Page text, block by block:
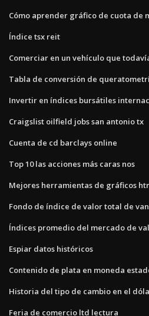
Cómo aprender gráfico de cuota de
Índice tsx reit
Comerciar en un vehículo que
Tabla de conversión de
Invertir en índices bursátiles
Craigslist oilfield jobs san antonio tx
Cuenta de cd barclays online
Top 10 las acciones más caras nos
Mejores herramientas de gráficos
Fondo de índice de valor total de
Índices promedio del mercado de
Espiar datos históricos
Contenido de plata en moneda
Historia del tipo de cambio en el
Feria de comercio ltd lectura